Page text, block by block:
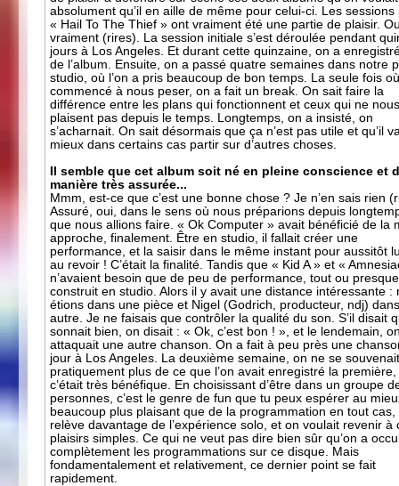
absolument qu’il en aille de même pour celui-ci. Les sessions
« Hail To The Thief » ont vraiment été une partie de plaisir.
vraiment (rires). La session initiale s’est déroulée pendant
jours à Los Angeles. Et durant cette quinzaine, on a
de l’album. Ensuite, on a passé quatre semaines dans notre
studio, où l’on a pris beaucoup de bon temps. La seule fois
commencé à nous peser, on a fait un break. On sait faire la
différence entre les plans qui fonctionnent et ceux qui ne
plaisent pas depuis le temps. Longtemps, on a insisté, on
s’acharnait. On sait désormais que ça n’est pas utile et qu’il
mieux dans certains cas partir sur d’autres choses.
Il semble que cet album soit né en pleine conscience et
manière très assurée...
Mmm, est-ce que c’est une bonne chose ? Je n’en sais rien
Assuré, oui, dans le sens où nous préparions depuis
que nous allions faire. « Ok Computer » avait bénéficié de la
approche, finalement. Être en studio, il fallait créer une
performance, et la saisir dans le même instant pour aussitôt
au revoir ! C’était la finalité. Tandis que « Kid A » et «
n’avaient besoin que de peu de performance, tout ou
construit en studio. Alors il y avait une distance intéressante :
étions dans une pièce et Nigel (Godrich, producteur, ndj)
autre. Je ne faisais que contrôler la qualité du son. S’il disait
sonnait bien, on disait : « Ok, c’est bon ! », et le lendemain,
attaquait une autre chanson. On a fait à peu près une
jour à Los Angeles. La deuxième semaine, on ne se
pratiquement plus de ce que l’on avait enregistré la première,
c’était très bénéfique. En choisissant d’être dans un groupe
personnes, c’est le genre de fun que tu peux espérer au
beaucoup plus plaisant que de la programmation en tout cas,
relève davantage de l’expérience solo, et on voulait revenir à
plaisirs simples. Ce qui ne veut pas dire bien sûr qu’on a
complètement les programmations sur ce disque. Mais
fondamentalement et relativement, ce dernier point se fait
rapidement.